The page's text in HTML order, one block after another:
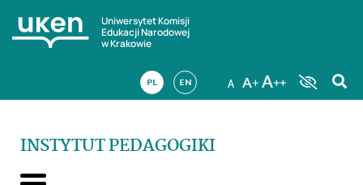
Uniwersytet Komisji
Edukacji Narodowej
w Krakowie
PL EN
INSTYTUT PEDAGOGIKI